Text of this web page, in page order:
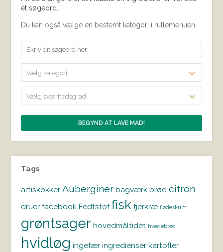
et søgeord.
Du kan også vælge en bestemt kategori i rullemenuen.
Vælg kategori
Vælg sværhedsgrad
Tags
artiskokker Auberginer bagværk brød citron
druer facebook Fedtstof fisk fjerkræ flødeskum
grøntsager hovedmåltidet hvedebrød
hvidløg ingefær ingredienser kartofler